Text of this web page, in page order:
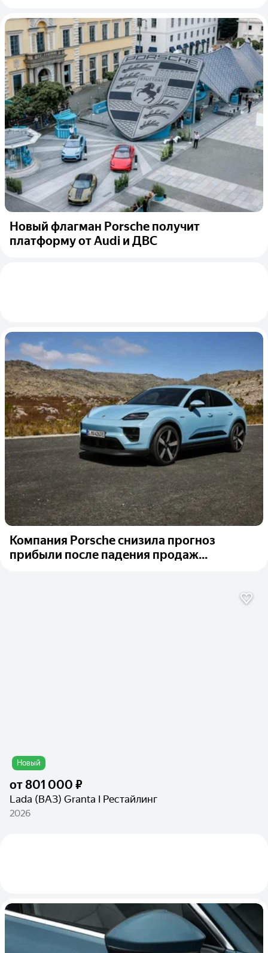
Новый флагман Porsche получит
платформу от Audi и ДВС
Компания Porsche снизила прогноз
прибыли после падения продаж...
Новый
от801 000 ₽
Lada (ВАЗ) Granta I Рестайлинг
2026